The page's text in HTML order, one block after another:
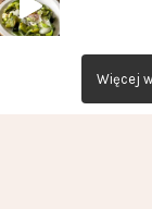
Więcej